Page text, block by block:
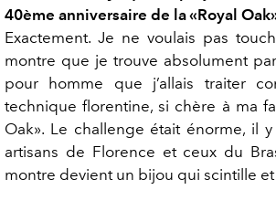
40ème anniversaire de la «Royal
Exactement. Je ne voulais pas
montre que je trouve absolument
pour homme que j’allais traiter
technique florentine, si chère à ma
Oak». Le challenge était énorme, il
artisans de Florence et ceux du
montre devient un bijou qui scintille